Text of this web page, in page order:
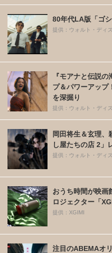
80年代LA版「ゴ
提供：ウォルト・ディ
『モアナと伝説
プ＆パワーアップ
を深掘り
提供：ウォルト・ディ
岡田将生＆玄理、
し屋たちの店 2」
提供：ウォルト・ディ
おうち時間が映画
ロジェクター「
提供：XGIMI
注目のABEMAオ